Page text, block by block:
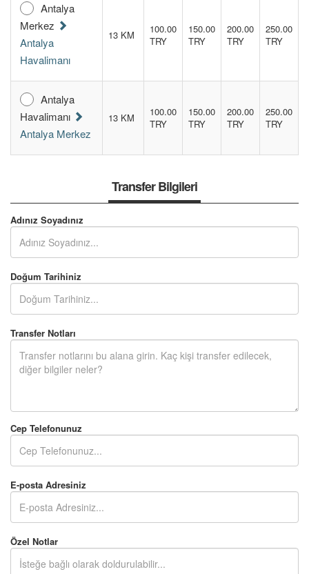
S.S.S.
İLETİŞİM
ÜYE GİRİŞİ / KAYIT
Antalya
Merkez
Antalya
Havalimanı
13 KM
100.00
TRY
150.00
TRY
200.00
TRY
250.00
TRY
Antalya
Havalimanı
Antalya Merkez
13 KM
100.00
TRY
150.00
TRY
200.00
TRY
250.00
TRY
Transfer Bilgileri
Adınız Soyadınız
Doğum Tarihiniz
Transfer Notları
Cep Telefonunuz
E-posta Adresiniz
Özel Notlar